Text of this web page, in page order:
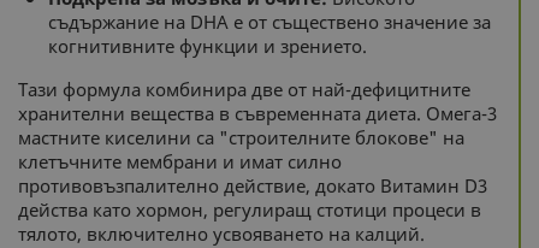
съдържание на DHA е от съществено значение за
когнитивните функции и зрението.
Тази формула комбинира две от най-дефицитните
хранителни вещества в съвременната диета. Омега-3
мастните киселини са "строителните блокове" на
клетъчните мембрани и имат силно
противовъзпалително действие, докато Витамин D3
действа като хормон, регулиращ стотици процеси в
тялото, включително усвояването на калций.